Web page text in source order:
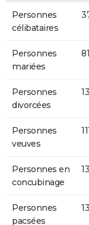
Personnes
célibataires
Personnes
mariées
Personnes
divorcées
Personnes
veuves
111
Personnes en
concubinage
Personnes
pacsées